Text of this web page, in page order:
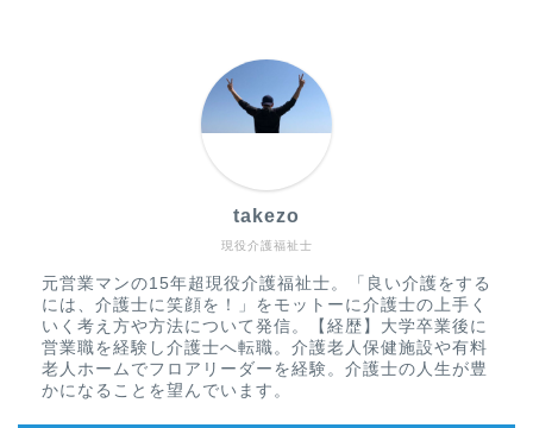
現役介護福祉士
takezo
元営業マンの15年超現役介護福祉士。「良い介護をする
には、介護士に笑顔を！」をモットーに介護士の上手く
いく考え方や方法について発信。【経歴】大学卒業後に
営業職を経験し介護士へ転職。介護老人保健施設や有料
老人ホームでフロアリーダーを経験。介護士の人生が豊
かになることを望んでいます。